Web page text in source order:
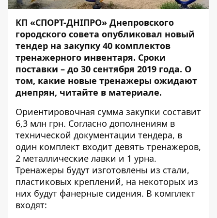
КП «СПОРТ-ДНІПРО» Днепровского
городского совета опубликовал новый
тендер на закупку 40 комплектов
тренажерного инвентаря. Сроки
поставки – до 30 сентября 2019 года. О
том, какие новые тренажеры ожидают
днепрян, читайте в материале.
Ориентировочная сумма закупки составит
6,3 млн грн. Согласно дополнениям в
технической документации тендера, в
один комплект входит девять тренажеров,
2 металлические лавки и 1 урна.
Тренажеры будут изготовлены из стали,
пластиковых креплений, на некоторых из
них будут фанерные сидения. В комплект
входят: